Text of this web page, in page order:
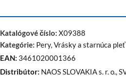
Katalógové číslo: X09388
Kategórie: Pery, Vrásky a starnúca pleť
EAN: 3461020001366
Distribútor: NAOS SLOVAKIA s. r. o.,